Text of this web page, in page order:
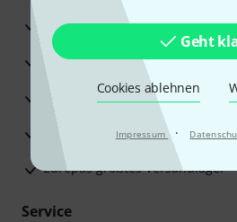
Geht
Cookies ablehnen
Impressum ·
30 Tage Money-Back-Garantie
Reparaturservice
Beratung durch Fachexperten
Zufriedenheitsgarantie
Europas größtes Versandlager
Service